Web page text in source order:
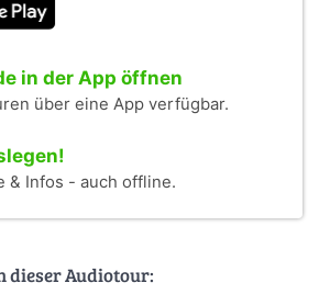
in der App öffnen
über eine App verfügbar.
& Infos - auch offline.
dieser Audiotour: